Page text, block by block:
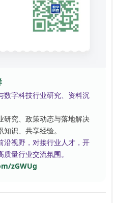
数字科技行业研究、资料沉
研究、政策动态与落地解决
识、共享经验。
沿视野，对接行业人才，开
量行业交流氛围。
zGWUg